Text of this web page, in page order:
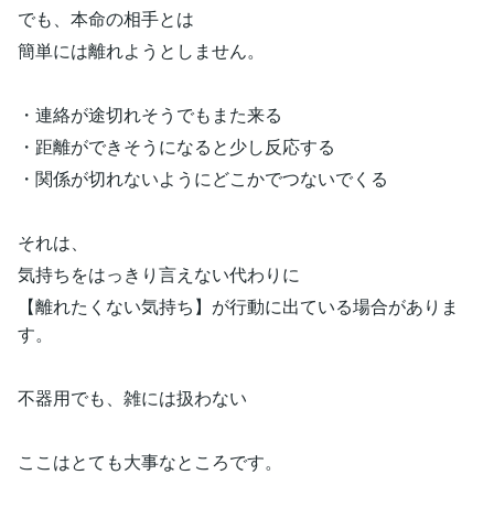
でも、本命の相手とは
簡単には離れようとしません。
・連絡が途切れそうでもまた来る
・距離ができそうになると少し反応する
・関係が切れないようにどこかでつないでくる
それは、
気持ちをはっきり言えない代わりに
【離れたくない気持ち】が行動に出ている場合がありま
す。
不器用でも、雑には扱わない
ここはとても大事なところです。